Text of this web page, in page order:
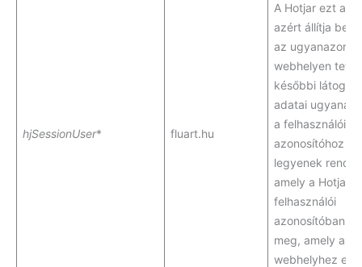
hjSessionUser* fluart.hu
A Hotjar ezt a
azért állítja be,
az ugyanazon
webhelyen tett
későbbi
adatai
a felhasználói
azonosítóhoz
legyenek
amely a Hotjar
felhasználói
azonosítóban
meg, amely az
webhelyhez